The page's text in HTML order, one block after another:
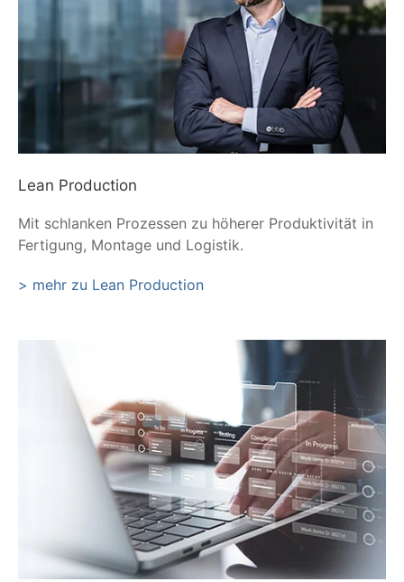
Lean Production
Mit schlanken Prozessen zu höherer Produktivität in
Fertigung, Montage und Logistik.
> mehr zu Lean Production